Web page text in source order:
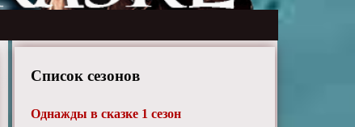
Список сезонов
Однажды в сказке 1 сезон